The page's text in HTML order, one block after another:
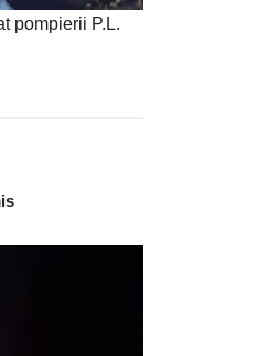
pompierii P.L.